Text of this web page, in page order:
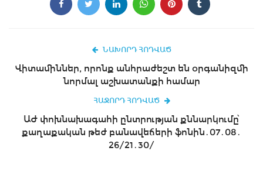
ՆԱԽՈՐԴ ՀՈԴՎԱԾ
Վիտամիններ, որոնք անհրաժեշտ են օրգանիզմի
նորմալ աշխատանքի համար
ՀԱՋՈՐԴ ՀՈԴՎԱԾ
ԱԺ փոխնախագահի ընտրության քննարկումը՝
քաղաքական թեժ բանավեճերի ֆոնին․07․08․
26/21․30/